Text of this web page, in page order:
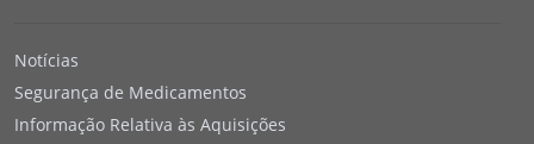
Notícias
Segurança de Medicamentos
Informação Relativa às Aquisições